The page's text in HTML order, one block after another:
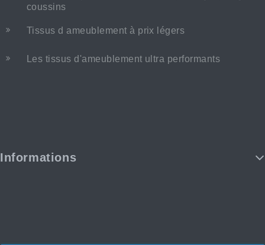
coussins
Tissus d ameublement à prix légers
Les tissus d'ameublement ultra performants
Informations